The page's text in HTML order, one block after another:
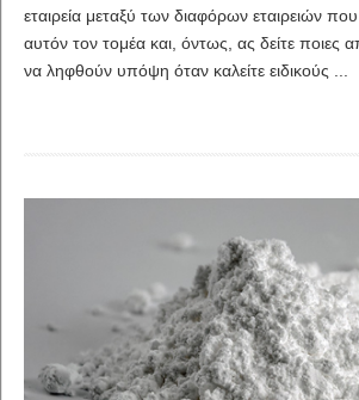
εταιρεία μεταξύ των διαφόρων εταιρειών
αυτόν τον τομέα και, όντως, ας δείτε ποιες
να ληφθούν υπόψη όταν καλείτε ειδικούς ...